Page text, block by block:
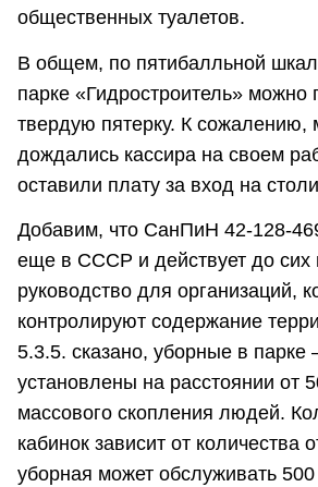
общественных туалетов.
В общем, по пятибалльной
парке «Гидростроитель» можно
твердую пятерку. К сожалению,
дождались кассира на своем
оставили плату за вход на
Добавим, что СанПиН 42-128-
еще в СССР и действует до сих
руководство для организаций,
контролируют содержание
5.3.5. сказано, уборные в
установлены на расстоянии от
массового скопления людей.
кабинок зависит от
уборная может обслуживать 500